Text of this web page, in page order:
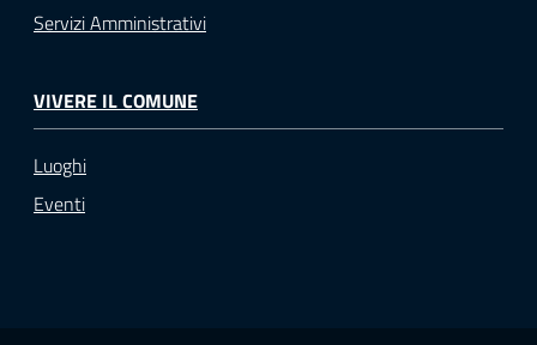
Servizi Amministrativi
VIVERE IL COMUNE
Luoghi
Eventi